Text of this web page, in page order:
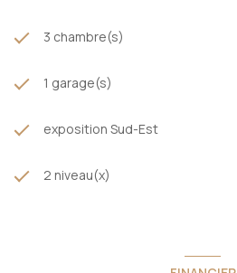
3 chambre(s)
1 garage(s)
exposition Sud-Est
2 niveau(x)